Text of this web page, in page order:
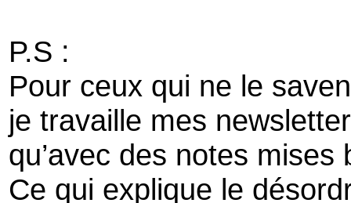
P.S :
Pour ceux qui ne le
je travaille mes
qu’avec des notes mises
Ce qui explique le